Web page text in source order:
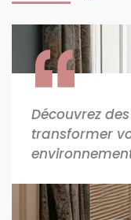
Découvrez
transformer